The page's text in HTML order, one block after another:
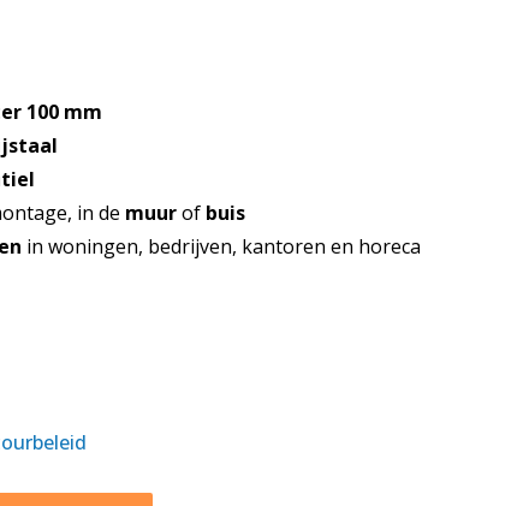
100 mm
in de muurof buis
in woningen, bedrijven, kantoren en horeca